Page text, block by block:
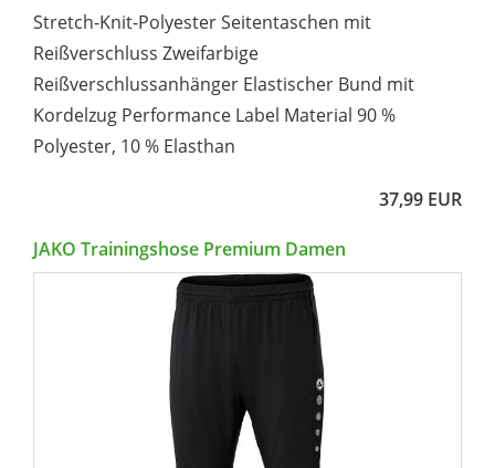
Stretch-Knit-Polyester Seitentaschen mit
Reißverschluss Zweifarbige
Reißverschlussanhänger Elastischer Bund mit
Kordelzug Performance Label Material 90 %
Polyester, 10 % Elasthan
37,99 EUR
JAKO Trainingshose Premium Damen